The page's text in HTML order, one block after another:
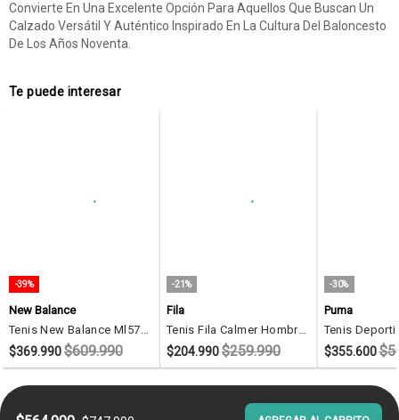
Convierte En Una Excelente Opción Para Aquellos Que Buscan Un
Calzado Versátil Y Auténtico Inspirado En La Cultura Del Baloncesto
De Los Años Noventa.
Te puede interesar
-39%
New Balance
Tenis New Balance Ml574d Para Hombre-Blanco
$369.990$609.990
-21%
Fila
Tenis Fila Calmer Hombre-Negro
$204.990$259.990
-30%
Puma
$355.600